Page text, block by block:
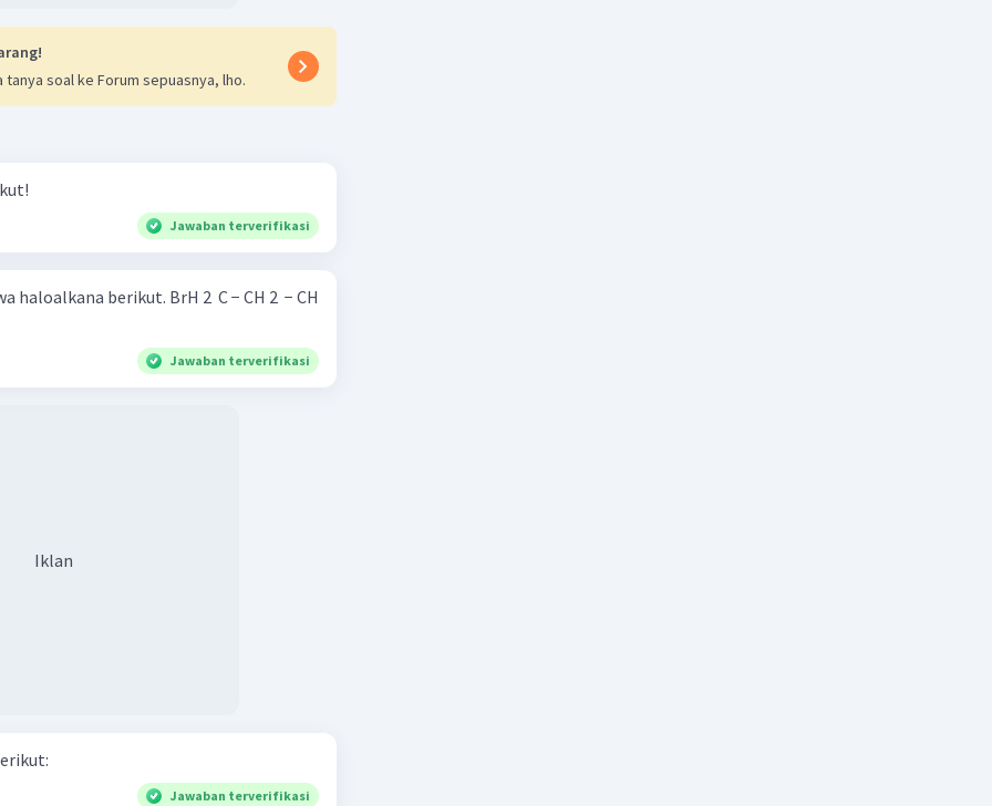
tanya soal ke Forum sepuasnya, lho.
Jawaban terverifikasi
berikut. BrH 2 ​ C − CH 2 ​ − CH
Jawaban terverifikasi
Iklan
Jawaban terverifikasi